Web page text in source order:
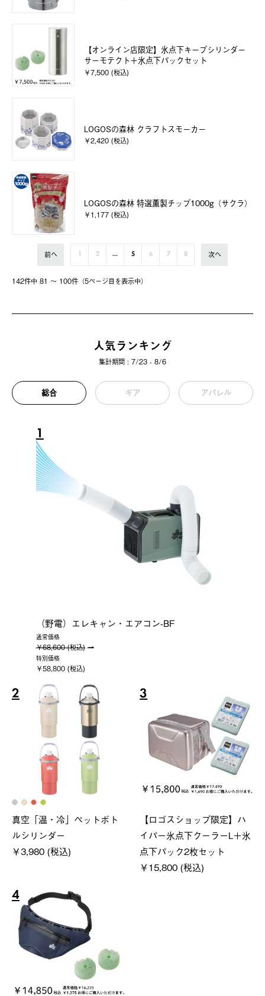
【オンライン店限定】氷点下キープシリンダー
サーモテクト＋氷点下パックセット
￥7,500 (税込)
LOGOSの森林 クラフトスモーカー
￥2,420 (税込)
LOGOSの森林 特選薫製チップ1000g（サクラ）
￥1,177 (税込)
142件中 81 〜 100件（5ページ⽬を表⽰中）
前へ 1 2 ... 5 6 7 8 次へ
人気ランキング
集計期間 : 7/23 - 8/6
総合 ギア アパレル
1
（野電）エレキャン・エアコン-BF
通常価格
￥68,600 (税込)
特別価格
￥58,800 (税込)
2
真空「温・冷」ペットボト
ルシリンダー
￥3,980 (税込)
3
【ロゴスショップ限定】ハ
イパー氷点下クーラーL＋氷
点下パック2枚セット
￥15,800 (税込)
4